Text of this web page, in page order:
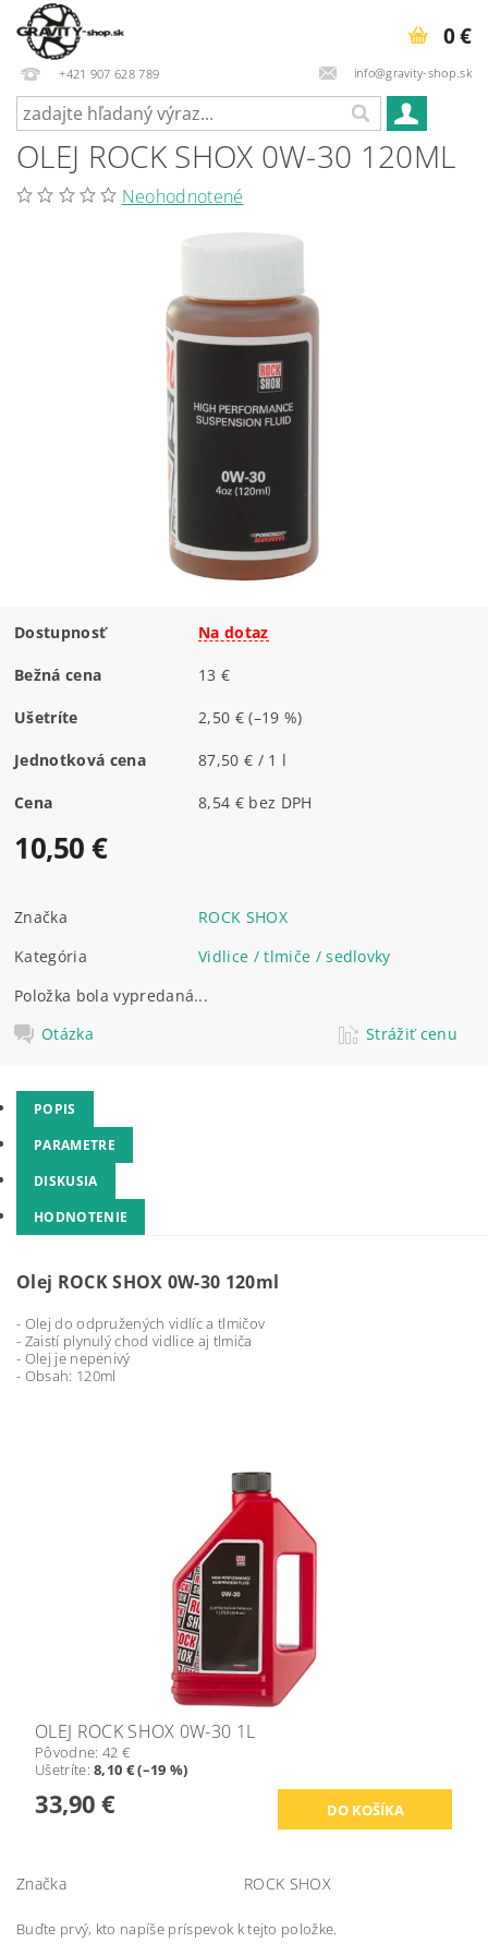
+421 907 628 789 info@gravity-shop.sk
0 €
OLEJ ROCK SHOX 0W-30 120ML
Neohodnotené
Dostupnosť Na dotaz
Bežná cena 13 €
Ušetríte 2,50 €(–19 %)
Jednotková cena 87,50 € / 1 l
Cena 8,54 € bez DPH
10,50 €
Značka
ROCK SHOX
Kategória
Vidlice / tlmiče / sedlovky
Položka bola vypredaná...
Otázka
Strážiť cenu
POPIS
PARAMETRE
DISKUSIA
HODNOTENIE
Olej ROCK SHOX 0W-30 120ml
- Olej do odpružených vidlíc a tlmičov
- Zaistí plynulý chod vidlice aj tlmiča
- Olej je nepenivý
- Obsah: 120ml
OLEJ ROCK SHOX 0W-30 1L
Pôvodne: 42 €
Ušetríte:8,10 € (–19 %)
33,90 €
Značka ROCK SHOX
Buďte prvý, kto napíše príspevok k tejto položke.